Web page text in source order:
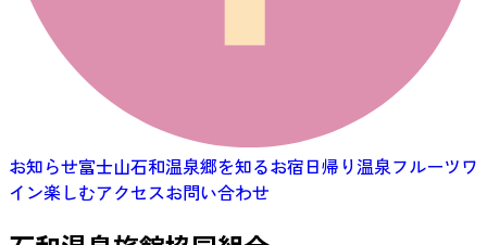
お知らせ富士山石和温泉郷を知るお宿日帰り温泉フルーツワ
イン楽しむアクセスお問い合わせ